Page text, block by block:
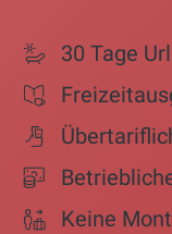
30 Tage
Keine